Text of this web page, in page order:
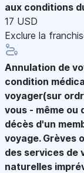
aux conditions
17 USD
Exclure la
Annulation de
condition
voyager(sur
vous - même ou
décès d'un
voyage. Grèves
des services de
naturelles